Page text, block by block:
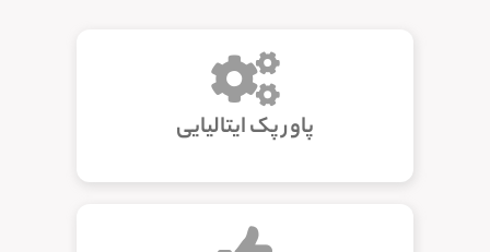
پاور پک ایتالیایی